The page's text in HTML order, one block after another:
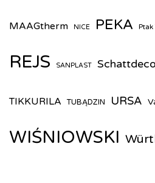
MAAGtherm NICE PEKA Ptak
REJS SANPLAST
TIKKURILA TUBĄDZIN URSA
WIŚNIOWSKI